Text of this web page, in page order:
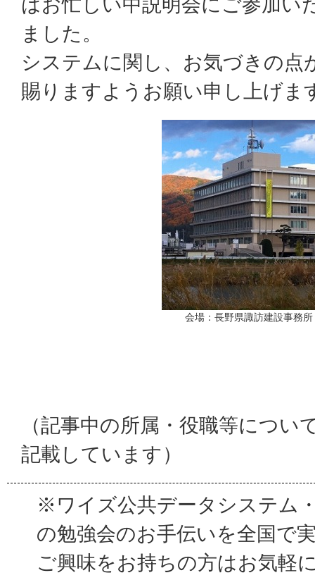
はお忙しい中説明会にご参加い
ました。
システムに関し、お気づきの点
賜りますようお願い申し上げま
会場：長野県諏訪建設事務
（記事中の所属・役職等につい
記載しています）
※ワイズ公共データシステム
の勉強会のお手伝いを全国で
ご興味をお持ちの方はお気軽